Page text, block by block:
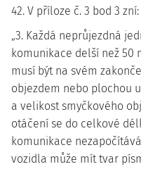
42. V příloze č. 3 bod 3 zní:
„3. Každá neprůjezdná
komunikace delší než 50
musí být na svém
objezdem nebo plochou
a velikost smyčkového
otáčení se do celkové
komunikace
vozidla může mít tvar